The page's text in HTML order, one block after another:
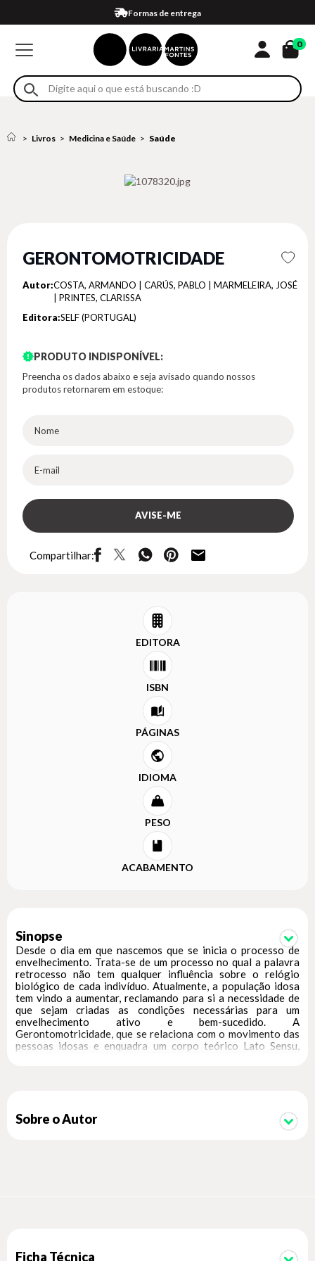
Formas de entrega
Compra 100% segura
Em até 4x sem juros no cartão*
Retire na loja
Eventos
0
Livros Medicina e Saúde Saúde
GERONTOMOTRICIDADE
Autor:COSTA, ARMANDO | CARÚS, PABLO | MARMELEIRA, JOSÉ
| PRINTES, CLARISSA
Editora:SELF (PORTUGAL)
PRODUTO INDISPONÍVEL:
Preencha os dados abaixo e seja avisado quando nossos
produtos retornarem em estoque:
Compartilhar:
EDITORA
ISBN
PÁGINAS
IDIOMA
PESO
ACABAMENTO
Sinopse
Desde o dia em que nascemos que se inicia o processo de
envelhecimento. Trata-se de um processo no qual a palavra
retrocesso não tem qualquer influência sobre o relógio
biológico de cada indivíduo. Atualmente, a população idosa
tem vindo a aumentar, reclamando para si a necessidade de
que sejam criadas as condições necessárias para um
envelhecimento ativo e bem-sucedido. A
Gerontomotricidade, que se relaciona com o movimento das
pessoas idosas e enquadra um corpo teórico Lato Sensu,
através de propostas de exercício físico para pessoas idosas.
Trata-se de um livro fundamental para dar apoio e
? Leitura obrigatória para todos os intervenientes que atuem
Sobre o Autor
Ficha Técnica